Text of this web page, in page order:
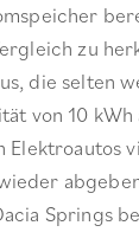
zu
die selten
von 10
Elektroautos
Springs